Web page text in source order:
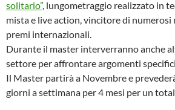
solitario”, lungometraggio realizzato in
mista e live action, vincitore di
premi internazionali.
Durante il master interverranno anche
settore per affrontare argomenti
Il Master partirà a Novembre e
giorni a settimana per 4 mesi per un